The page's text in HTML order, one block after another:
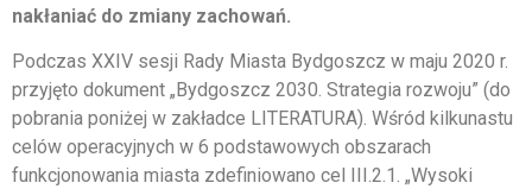
nakłaniać do zmiany zachowań.
Podczas XXIV sesji Rady Miasta Bydgoszcz w maju 2020 r.
przyjęto dokument „Bydgoszcz 2030. Strategia rozwoju” (do
pobrania poniżej w zakładce LITERATURA). Wśród kilkunastu
celów operacyjnych w 6 podstawowych obszarach
funkcjonowania miasta zdefiniowano cel III.2.1. „Wysoki